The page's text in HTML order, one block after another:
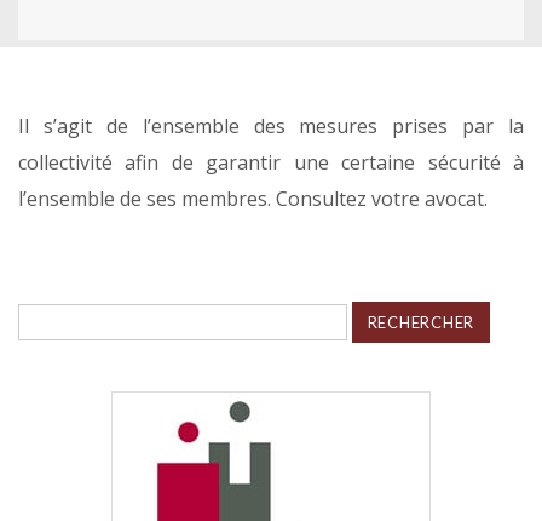
Il s’agit de l’ensemble des mesures prises par la
collectivité afin de garantir une certaine sécurité à
l’ensemble de ses membres. Consultez votre avocat.
Rechercher :